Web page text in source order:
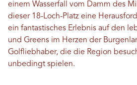
einem Wasserfall vom Damm des
dieser 18-Loch-Platz eine
ein fantastisches Erlebnis auf den
und Greens im Herzen der
Golfliebhaber, die die Region
unbedingt spielen.